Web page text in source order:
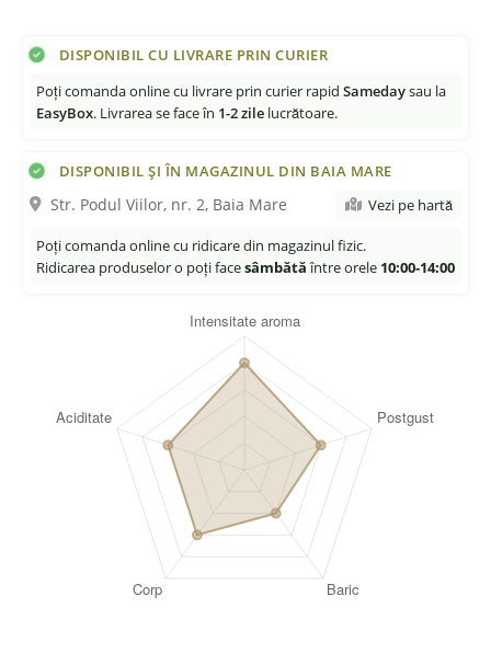
DISPONIBIL CU LIVRARE PRIN CURIER
Poți comanda online cu livrare prin curier rapid Samedaysau la
EasyBox. Livrarea se face în 1-2 zile lucrătoare.
DISPONIBIL ȘI ÎN MAGAZINUL DIN BAIA MARE
Str. Podul Viilor, nr. 2, Baia Mare Vezi pe hartă
Poți comanda online cu ridicare din magazinul fizic.
Ridicarea produselor o poți facesâmbătăîntre orele 10:00-14:00